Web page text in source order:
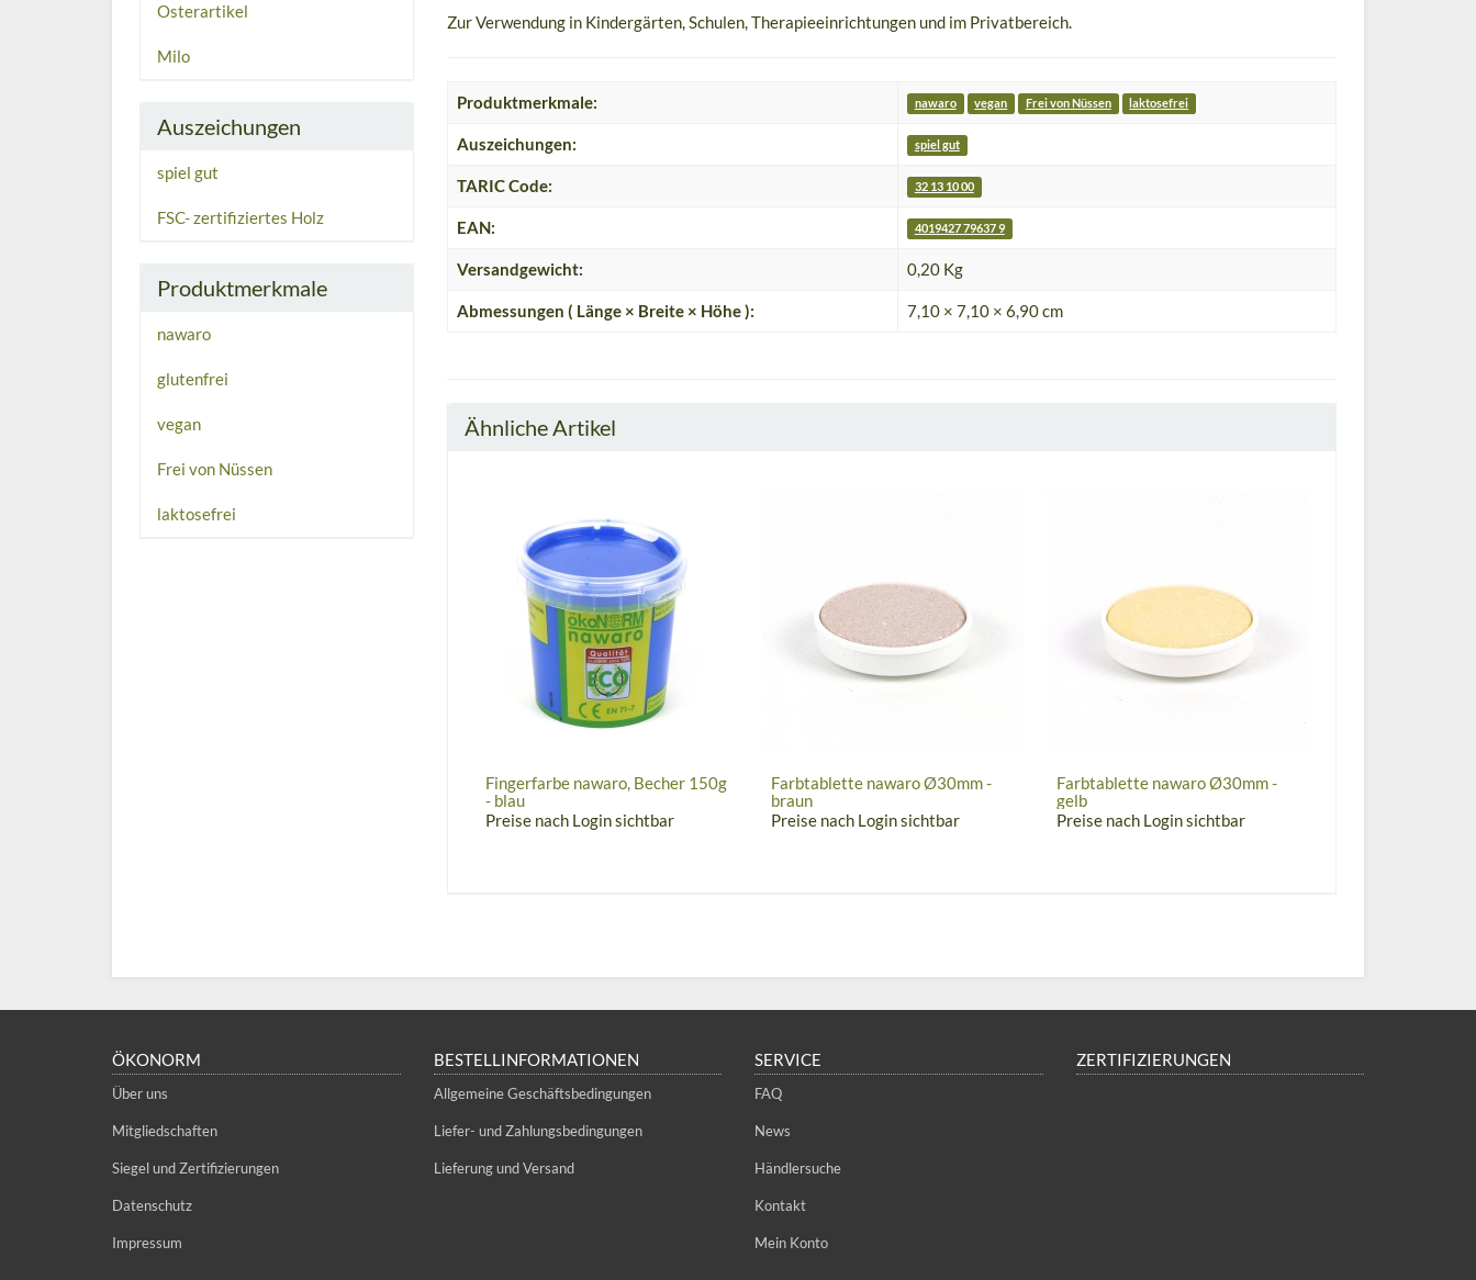
Zur Verwendung in Kindergärten, Schulen, Therapieeinrichtungen und im Privatbereich.
Produktmerkmale: nawaro vegan Frei von Nüssen laktosefrei
Auszeichungen: spiel gut
TARIC Code: 32 13 10 00
EAN: 4019427 79637 9
Versandgewicht: 0,20 Kg
Abmessungen ( Länge × Breite × Höhe ): 7,10 × 7,10 × 6,90 cm
Ähnliche Artikel
Fingerfarbe nawaro, Becher 150g
- blau
Preise nach Login sichtbar
Farbtablette nawaro Ø30mm -
braun
Preise nach Login sichtbar
Farbtablette nawaro Ø30mm -
gelb
Preise nach Login sichtbar
Osterartikel
Milo
Auszeichungen
spiel gut
FSC- zertifiziertes Holz
Produktmerkmale
nawaro
glutenfrei
vegan
Frei von Nüssen
laktosefrei
ÖKONORM
Über uns
Mitgliedschaften
Siegel und Zertifizierungen
Datenschutz
Impressum
BESTELLINFORMATIONEN
Allgemeine Geschäftsbedingungen
Liefer- und Zahlungsbedingungen
Lieferung und Versand
SERVICE
FAQ
News
Händlersuche
Kontakt
Mein Konto
ZERTIFIZIERUNGEN